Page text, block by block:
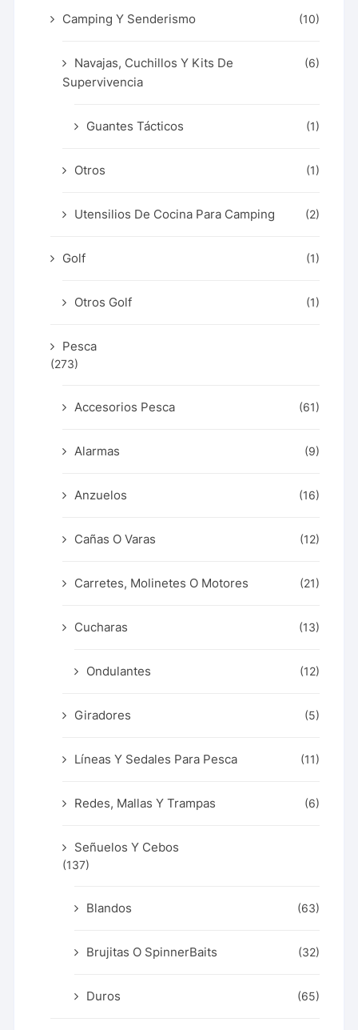
Camping Y Senderismo (10)
Navajas, Cuchillos Y Kits De
Supervivencia
(6)
Guantes Tácticos (1)
Otros (1)
Utensilios De Cocina Para Camping (2)
Golf (1)
Otros Golf (1)
Pesca
(273)
Accesorios Pesca (61)
Alarmas (9)
Anzuelos (16)
Cañas O Varas (12)
Carretes, Molinetes O Motores (21)
Cucharas (13)
Ondulantes (12)
Giradores (5)
Líneas Y Sedales Para Pesca (11)
Redes, Mallas Y Trampas (6)
Señuelos Y Cebos
(137)
Blandos (63)
Brujitas O SpinnerBaits (32)
Duros (65)